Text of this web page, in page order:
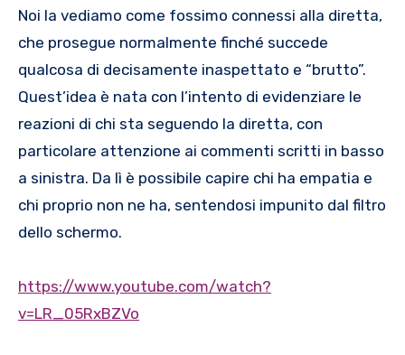
Noi la vediamo come fossimo connessi alla diretta,
che prosegue normalmente finché succede
qualcosa di decisamente inaspettato e “brutto”.
Quest’idea è nata con l’intento di evidenziare le
reazioni di chi sta seguendo la diretta, con
particolare attenzione ai commenti scritti in basso
a sinistra. Da lì è possibile capire chi ha empatia e
chi proprio non ne ha, sentendosi impunito dal filtro
dello schermo.
https://www.youtube.com/watch?
v=LR_05RxBZVo